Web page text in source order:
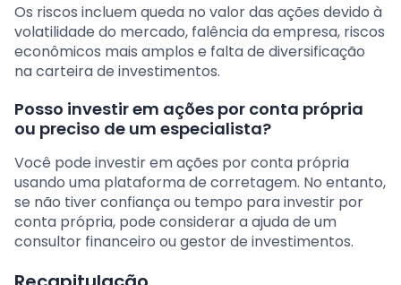
Os riscos incluem queda no valor das ações devido à
volatilidade do mercado, falência da empresa, riscos
econômicos mais amplos e falta de diversificação
na carteira de investimentos.
Posso investir em ações por conta própria
ou preciso de um especialista?
Você pode investir em ações por conta própria
usando uma plataforma de corretagem. No entanto,
se não tiver confiança ou tempo para investir por
conta própria, pode considerar a ajuda de um
consultor financeiro ou gestor de investimentos.